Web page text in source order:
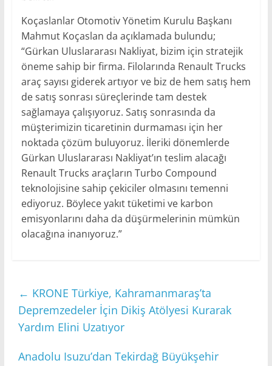
Koçaslanlar Otomotiv Yönetim Kurulu Başkanı
Mahmut Koçaslan da açıklamada bulundu;
“Gürkan Uluslararası Nakliyat, bizim için stratejik
öneme sahip bir firma. Filolarında Renault Trucks
araç sayısı giderek artıyor ve biz de hem satış hem
de satış sonrası süreçlerinde tam destek
sağlamaya çalışıyoruz. Satış sonrasında da
müşterimizin ticaretinin durmaması için her
noktada çözüm buluyoruz. İleriki dönemlerde
Gürkan Uluslararası Nakliyat’ın teslim alacağı
Renault Trucks araçların Turbo Compound
teknolojisine sahip çekiciler olmasını temenni
ediyoruz. Böylece yakıt tüketimi ve karbon
emisyonlarını daha da düşürmelerinin mümkün
olacağına inanıyoruz.”
← KRONE Türkiye, Kahramanmaraş’ta
Depremzedeler İçin Dikiş Atölyesi Kurarak
Yardım Elini Uzatıyor
Anadolu Isuzu’dan Tekirdağ Büyükşehir